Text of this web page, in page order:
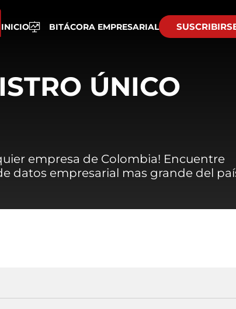
INICIO BITÁCORA EMPRESARIAL
ÚNICO
empresa de Colombia! Encuentre
datos empresarial mas grande del